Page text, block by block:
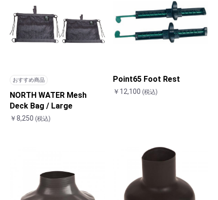
おすすめ商品
NORTH WATER Mesh
Deck Bag / Large
￥8,250 (税込)
Point65 Foot Rest
￥12,100 (税込)